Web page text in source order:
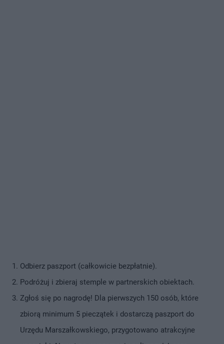
Odbierz paszport (całkowicie bezpłatnie).
Podróżuj i zbieraj stemple w partnerskich obiektach.
Zgłoś się po nagrodę! Dla pierwszych 150 osób, które
zbiorą minimum 5 pieczątek i dostarczą paszport do
Urzędu Marszałkowskiego, przygotowano atrakcyjne